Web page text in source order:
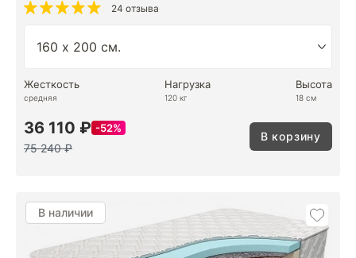
24 отзыва
Жесткость
средняя
Нагрузка
120 кг
Высота
18 см
36 110 ₽ 52%
75 240 ₽
В корзину
В наличии